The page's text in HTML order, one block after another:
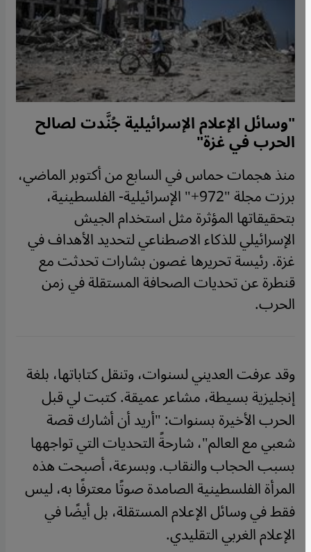
"وسائل الإعلام الإسرائيلية جُنَّدت لصالح
الحرب في غزة"
منذ هجمات حماس في السابع من أكتوبر الماضي،
برزت مجلة "972+" الإسرائيلية- الفلسطينية،
بتحقيقاتها المؤثرة مثل استخدام الجيش
الإسرائيلي للذكاء الاصطناعي لتحديد الأهداف في
غزة. رئيسة تحريرها غصون بشارات تحدثت مع
قنطرة عن تحديات الصحافة المستقلة في زمن
الحرب.
وقد عرفت العديني لسنوات، وتنقل كتاباتها، بلغة
إنجليزية بسيطة، مشاعر عميقة. كتبت لي قبل
الحرب الأخيرة بسنوات: "أريد أن أشارك قصة
شعبي مع العالم"، شارحةً التحديات التي تواجهها
بسبب الحجاب والنقاب. وبسرعة، أصبحت هذه
المرأة الفلسطينية الصامدة صوتًا معترفًا به، ليس
فقط في وسائل الإعلام المستقلة، بل أيضًا في
الإعلام الغربي التقليدي.